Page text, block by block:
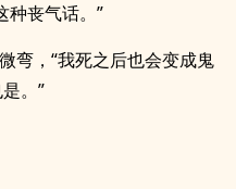
种丧气话。”
弯，“我死之后也会变成鬼
。”